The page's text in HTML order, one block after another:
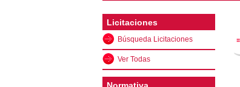
Licitaciones
Búsqueda Licitaciones
Ver Todas
Normativa